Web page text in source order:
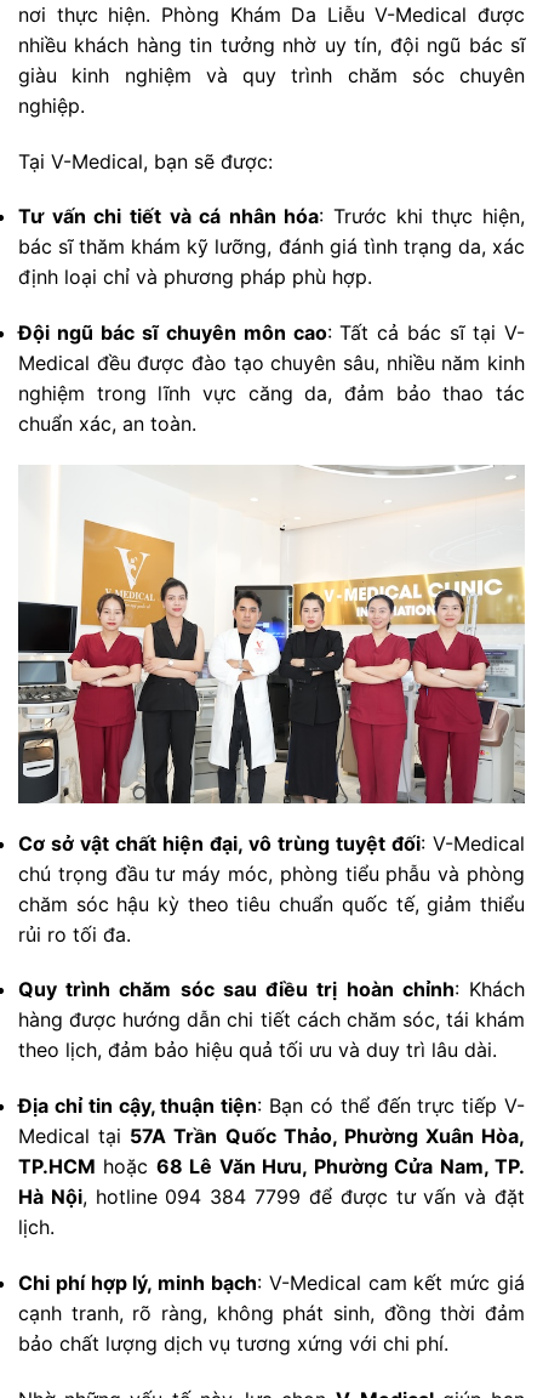
nơi thực hiện. Phòng Khám Da Liễu V-Medical được
nhiều khách hàng tin tưởng nhờ uy tín, đội ngũ bác sĩ
giàu kinh nghiệm và quy trình chăm sóc chuyên
nghiệp.
Tại V-Medical, bạn sẽ được:
Tư vấn chi tiết và cá nhân hóa: Trước khi thực hiện,
bác sĩ thăm khám kỹ lưỡng, đánh giá tình trạng da, xác
định loại chỉ và phương pháp phù hợp.
Đội ngũ bác sĩ chuyên môn cao: Tất cả bác sĩ tại V-
Medical đều được đào tạo chuyên sâu, nhiều năm kinh
nghiệm trong lĩnh vực căng da, đảm bảo thao tác
chuẩn xác, an toàn.
Cơ sở vật chất hiện đại, vô trùng tuyệt đối: V-Medical
chú trọng đầu tư máy móc, phòng tiểu phẫu và phòng
chăm sóc hậu kỳ theo tiêu chuẩn quốc tế, giảm thiểu
rủi ro tối đa.
Quy trình chăm sóc sau điều trị hoàn chỉnh: Khách
hàng được hướng dẫn chi tiết cách chăm sóc, tái khám
theo lịch, đảm bảo hiệu quả tối ưu và duy trì lâu dài.
Địa chỉ tin cậy, thuận tiện: Bạn có thể đến trực tiếp V-
Medical tại 57A Trần Quốc Thảo, Phường Xuân Hòa,
TP.HCM hoặc 68 Lê Văn Hưu, Phường Cửa Nam, TP.
Hà Nội, hotline 094 384 7799 để được tư vấn và đặt
lịch.
Chi phí hợp lý, minh bạch: V-Medical cam kết mức giá
cạnh tranh, rõ ràng, không phát sinh, đồng thời đảm
bảo chất lượng dịch vụ tương xứng với chi phí.